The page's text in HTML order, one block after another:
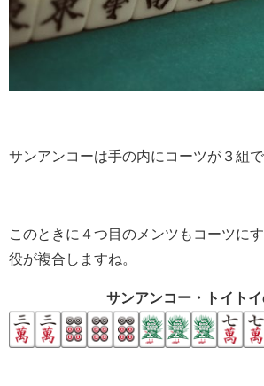
サンアンコーは手の内にコーツが３組で
このときに４つ目のメンツもコーツにす
役が複合しますね。
サンアンコー・トイトイ